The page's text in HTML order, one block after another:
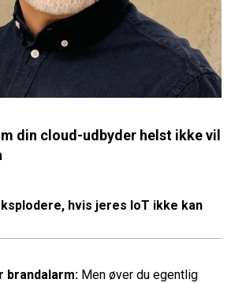
din cloud-udbyder helst ikke vil
hvis jeres IoT ikke kan
brandalarm: Men øver du egentlig